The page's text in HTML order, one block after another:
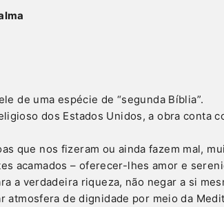
de uma espécie de “segunda Bíblia”.
dos Estados Unidos, a obra
que nos fizeram ou ainda fazem mal,
acamados – oferecer-lhes amor e
a verdadeira riqueza, não negar a si
de dignidade por meio da